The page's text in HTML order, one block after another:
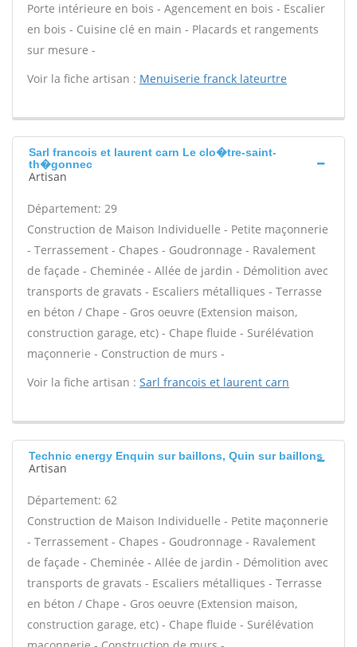
Porte intérieure en bois - Agencement en bois - Escalier
en bois - Cuisine clé en main - Placards et rangements
sur mesure -
Voir la fiche artisan : Menuiserie franck lateurtre
Sarl francois et laurent carn Le clo�tre-saint-
th�gonnec
Artisan
Département: 29
Construction de Maison Individuelle - Petite maçonnerie
- Terrassement - Chapes - Goudronnage - Ravalement
de façade - Cheminée - Allée de jardin - Démolition avec
transports de gravats - Escaliers métalliques - Terrasse
en béton / Chape - Gros oeuvre (Extension maison,
construction garage, etc) - Chape fluide - Surélévation
maçonnerie - Construction de murs -
Voir la fiche artisan : Sarl francois et laurent carn
Technic energy Enquin sur baillons, Quin sur baillons
Artisan
Département: 62
Construction de Maison Individuelle - Petite maçonnerie
- Terrassement - Chapes - Goudronnage - Ravalement
de façade - Cheminée - Allée de jardin - Démolition avec
transports de gravats - Escaliers métalliques - Terrasse
en béton / Chape - Gros oeuvre (Extension maison,
construction garage, etc) - Chape fluide - Surélévation